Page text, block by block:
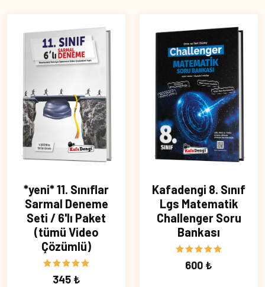
*yeni* 11. Sınıflar
Sarmal Deneme
Seti / 6'lı Paket
(tümü Video
Çözümlü)
345 ₺
Kafadengi 8. Sınıf
Lgs Matematik
Challenger Soru
Bankası
600 ₺